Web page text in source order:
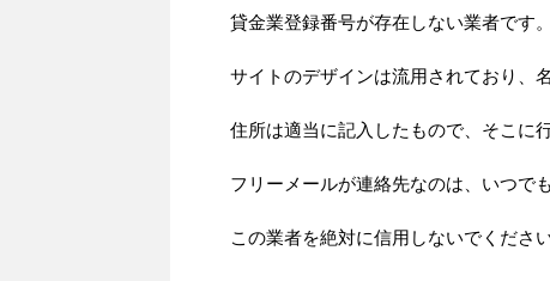
貸金業登録番号が存在しない業者です。
サイトのデザインは流用されており、
住所は適当に記入したもので、そこに
フリーメールが連絡先なのは、いつで
この業者を絶対に信用しないでください